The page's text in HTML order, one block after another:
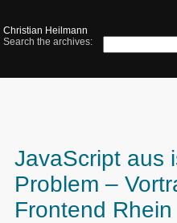
Christian Heilmann
Search the archives:
JavaScript aus
Problem –
Frontend